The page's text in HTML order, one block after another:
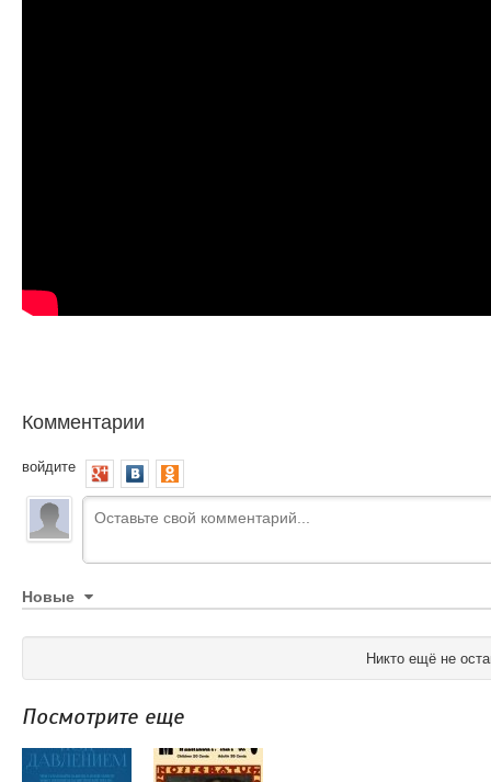
Комментарии
войдите
Новые
Никто ещё не
Посмотрите еще